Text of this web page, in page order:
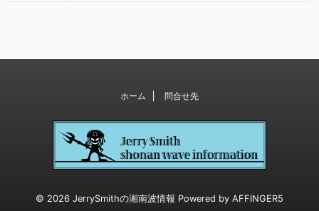
ホーム 問合せ先
© 2026 JerrySmithの湘南波情報 Powered by AFFINGER5